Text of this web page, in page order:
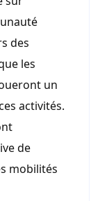
des
les
un
activités.
de
mobilités